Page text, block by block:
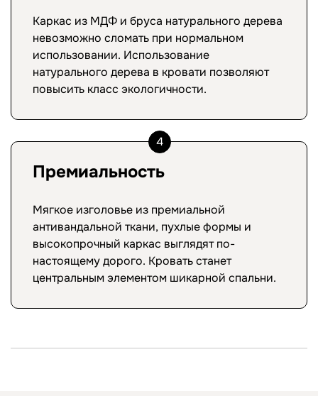
Каркас из МДФ и бруса натурального дерева
невозможно сломать при нормальном
использовании. Использование
натурального дерева в кровати позволяют
повысить класс экологичности.
4
Премиальность
Мягкое изголовье из премиальной
антивандальной ткани, пухлые формы и
высокопрочный каркас выглядят по-
настоящему дорого. Кровать станет
центральным элементом шикарной спальни.